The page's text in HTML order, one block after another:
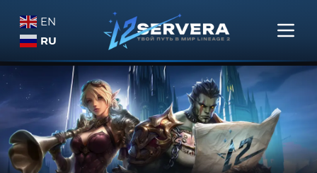
EN
RU